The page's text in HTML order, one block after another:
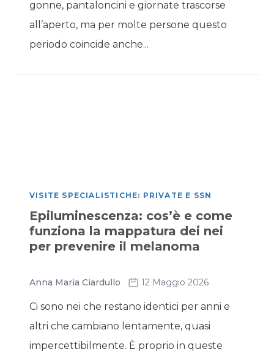
gonne, pantaloncini e giornate trascorse
all’aperto, ma per molte persone questo
periodo coincide anche...
VISITE SPECIALISTICHE: PRIVATE E SSN
Epiluminescenza: cos’è e come
funziona la mappatura dei nei
per prevenire il melanoma
Anna Maria Ciardullo 12 Maggio 2026
Ci sono nei che restano identici per anni e
altri che cambiano lentamente, quasi
impercettibilmente. È proprio in queste